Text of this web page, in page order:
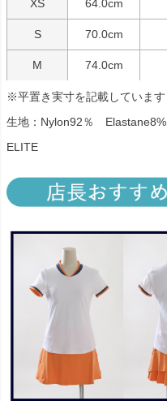
XS 64.0cm
S 70.0cm
M 74.0cm
※平置き実寸を記載しています
生地：Nylon92％ Elastane8%
ELITE